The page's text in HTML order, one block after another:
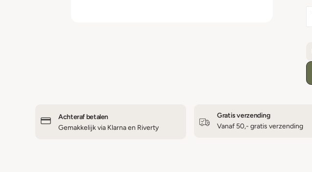
Achteraf betalen
Gemakkelijk via Klarna en Riverty
Gratis verzending
Vanaf 50,- gratis verzending